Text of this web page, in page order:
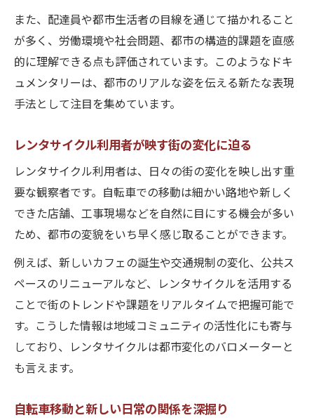
また、配達員や都市生活者の目線を通じて描かれること
が多く、労働環境や社会問題、都市の構造的課題を直感
的に理解できる点も評価されています。このようなドキ
ュメンタリーは、都市のリアルな姿を伝える新たな表現
手法として注目を集めています。
レンタサイクル利用者が映す街の変化に迫る
レンタサイクル利用者は、日々の街の変化を映し出す重
要な観察者です。自転車での移動は細かい路地や新しく
できた店舗、工事現場などを自然に目にする機会が多い
ため、都市の変貌をいち早く感じ取ることができます。
例えば、新しいカフェの誕生や交通規制の変化、公共ス
ペースのリニューアルなど、レンタサイクルを活用する
ことで街のトレンドや課題をリアルタイムで把握可能で
す。こうした情報は地域コミュニティの活性化にも寄与
しており、レンタサイクルは都市変化のバロメーターと
も言えます。
自転車移動と新しい日常の関係を深掘り